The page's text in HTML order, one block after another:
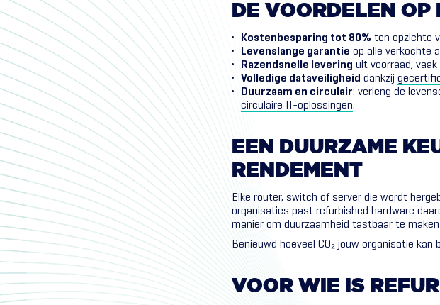
DE VOORDELEN OP
Kostenbesparing tot 80% ten opzichte
Levenslange garantie op alle verkochte
Razendsnelle levering uit voorraad,
Volledige dataveiligheid dankzij
Duurzaam en circulair: verleng de
circulaire IT-oplossingen.
EEN DUURZAME
RENDEMENT
Elke router, switch of server die wordt
organisaties past refurbished hardware
manier om duurzaamheid tastbaar te
Benieuwd hoeveel CO₂ jouw organisatie
VOOR WIE IS